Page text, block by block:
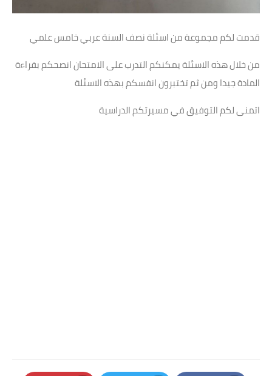
قدمت لكم مجموعة من اسئلة نصف السنة عربي خامس علمي
من خلال هذه الاسئلة يمكنكم التدرب على الامتحان انصحكم بقراءة
المادة جيدا ومن ثم تختبرون انفسكم بهذه الاسئلة
اتمنى لكم التوفيق في مسيرتكم الدراسية